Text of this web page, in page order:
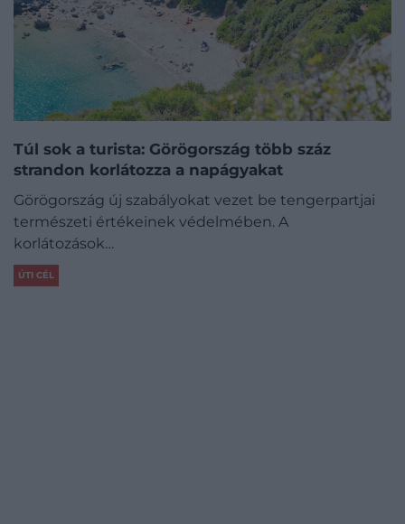
Túl sok a turista: Görögország több száz
strandon korlátozza a napágyakat
Görögország új szabályokat vezet be tengerpartjai
természeti értékeinek védelmében. A
korlátozások…
ÚTI CÉL